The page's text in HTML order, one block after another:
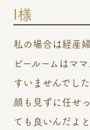
I様
私の場合は経産
ビールームはマ
すいませんでし
顔も見ずに任せ
ても良いんだよ